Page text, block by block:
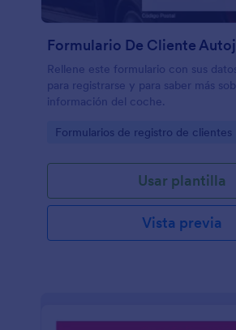
Formulario De Cliente
Rellene este formulario con sus
para registrarse y para saber más
información del coche.
Go to Category:
Formularios de registro de clientes
Usar plantilla
Vista previa